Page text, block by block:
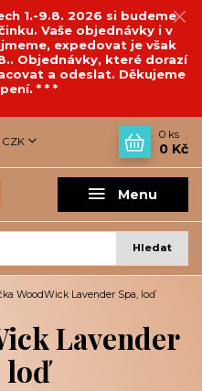
1.-9.8. 2026 si budeme
Vaše objednávky i v
expedovat je však
Objednávky, které dorazí
a odeslat. Děkujeme
* * *
Menu
CZK
Hledat
0 ks
0 Kč
WoodWick Lavender Spa, loď
Lavender
loď